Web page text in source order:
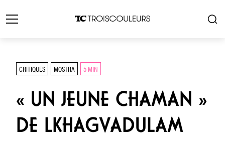
CRITIQUES MOSTRA 5 MIN
« UN JEUNE CHAMAN »
DE LKHAGVADULAM